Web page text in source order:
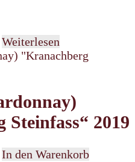
Weiterlesen
Steinfass“ 2019
In den Warenkorb